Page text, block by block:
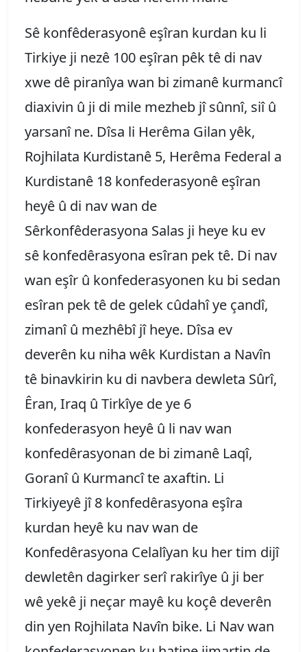
Sê konfêderasyonê eşîran kurdan ku li
Tirkiye ji nezê 100 eşîran pêk tê di nav
xwe dê piranîya wan bi zimanê kurmancî
diaxivin û ji di mile mezheb jî sûnnî, siî û
yarsanî ne. Dîsa li Herêma Gilan yêk,
Rojhilata Kurdistanê 5, Herêma Federal a
Kurdistanê 18 konfederasyonê eşîran
heyê û di nav wan de
Sêrkonfêderasyona Salas ji heye ku ev
sê konfedêrasyona esîran pek tê. Di nav
wan eşîr û konfederasyonen ku bi sedan
esîran pek tê de gelek cûdahî ye çandî,
zimanî û mezhêbî jî heye. Dîsa ev
deverên ku niha wêk Kurdistan a Navîn
tê binavkirin ku di navbera dewleta Sûrî,
Êran, Iraq û Tirkîye de ye 6
konfederasyon heyê û li nav wan
konfedêrasyonan de bi zimanê Laqî,
Goranî û Kurmancî te axaftin. Li
Tirkiyeyê jî 8 konfedêrasyona eşîra
kurdan heyê ku nav wan de
Konfedêrasyona Celalîyan ku her tim dijî
dewletên dagirker serî rakirîye û ji ber
wê yekê ji neçar mayê ku koçê deverên
din yen Rojhilata Navîn bike. Li Nav wan